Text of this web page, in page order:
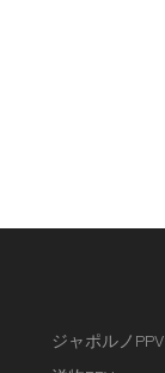
ジャポルノPPV